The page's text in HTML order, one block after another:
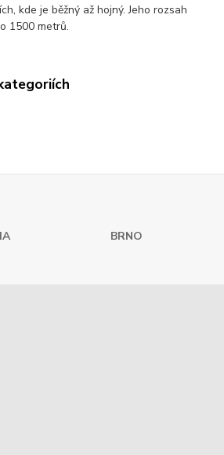
kde je běžný až hojný. Jeho rozsah
1500 metrů.
BRNO